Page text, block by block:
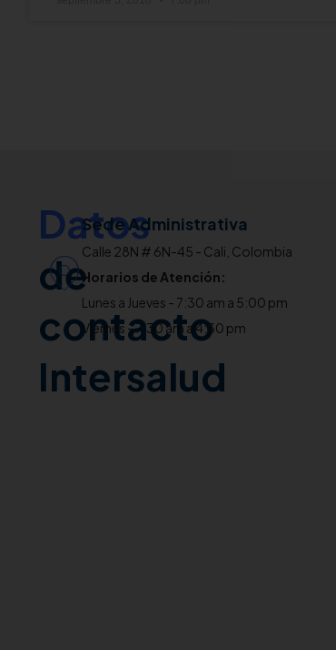
Datos
de
contacto
Intersalud
Sede Administrativa
Calle 28N # 6N-45 - Cali, Colombia
Horarios de Atención:
Lunes a Jueves - 7:30 am a 5:00 pm
Viernes - 7:30 am a 4:30 pm